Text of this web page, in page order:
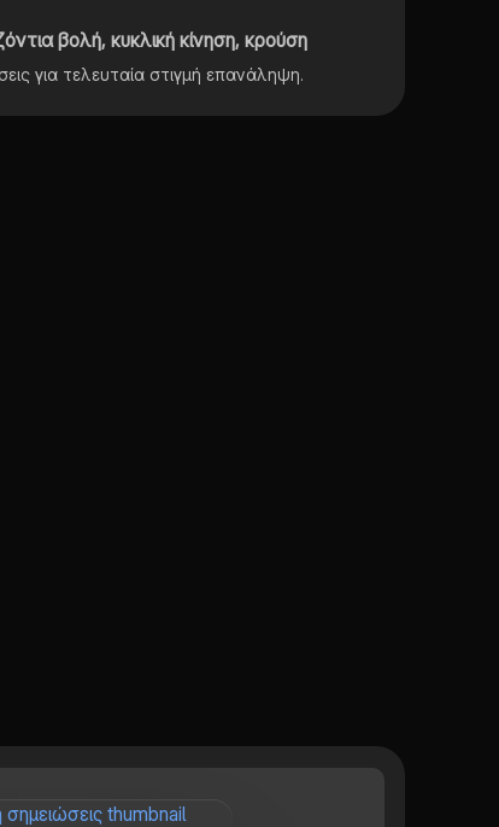
βολή, κυκλική κίνηση, κρούση
για τελευταία στιγμή επανάληψη.